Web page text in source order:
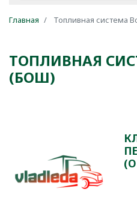
Главная Топливная система
ТОПЛИВНАЯ
(БОШ)